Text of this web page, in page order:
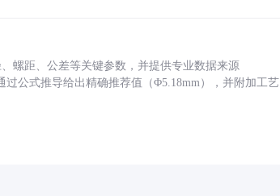
螺距、公差等关键参数，并提供专业数据来源
过公式推导给出精确推荐值（Φ5.18mm），并附加工艺